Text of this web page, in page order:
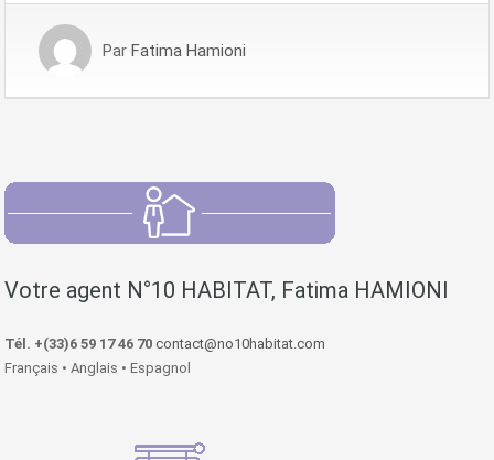
Par Fatima Hamioni
Votre agent N°10 HABITAT, Fatima HAMIONI
Tél. +(33)6 59 17 46 70 contact@no10habitat.com
Français • Anglais • Espagnol